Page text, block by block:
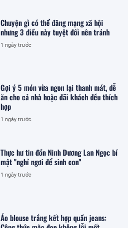
Chuyện gì có thể đăng mạng xã hội
nhưng 3 điều này tuyệt đối nên tránh
1 ngày trước
Gợi ý 5 món vừa ngon lại thanh mát, dễ
ăn cho cả nhà hoặc đãi khách đều thích
hợp
1 ngày trước
Thực hư tin đồn Ninh Dương Lan Ngọc bí
mật "nghỉ ngơi để sinh con"
1 ngày trước
Áo blouse trắng kết hợp quần jeans: